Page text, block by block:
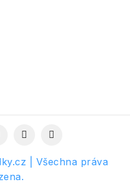
| Všechna práva